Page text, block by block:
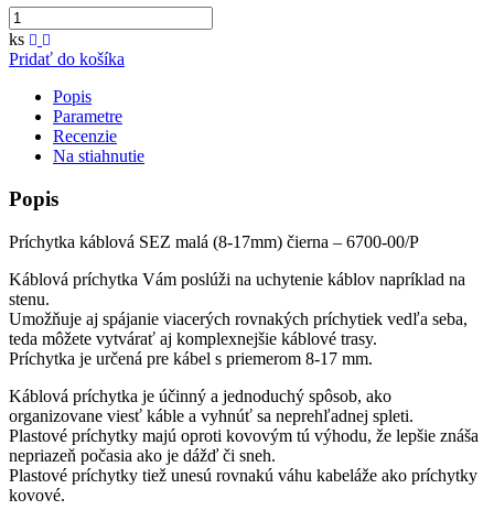
ks
Pridať do košíka
Popis
Parametre
Recenzie
Na stiahnutie
Popis
Príchytka káblová SEZ malá (8-17mm) čierna – 6700-00/P
Káblová príchytka Vám poslúži na uchytenie káblov napríklad na
stenu.
Umožňuje aj spájanie viacerých rovnakých príchytiek vedľa seba,
teda môžete vytvárať aj komplexnejšie káblové trasy.
Príchytka je určená pre kábel s priemerom 8-17 mm.
Káblová príchytka je účinný a jednoduchý spôsob, ako
organizovane viesť káble a vyhnúť sa neprehľadnej spleti.
Plastové príchytky majú oproti kovovým tú výhodu, že lepšie znáša
nepriazeň počasia ako je dážď či sneh.
Plastové príchytky tiež unesú rovnakú váhu kabeláže ako príchytky
kovové.